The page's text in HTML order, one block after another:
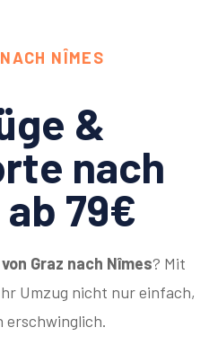
NÎMES
&
nach
79€
Graz nach Nîmes? Mit
Umzug nicht nur einfach,
erschwinglich.